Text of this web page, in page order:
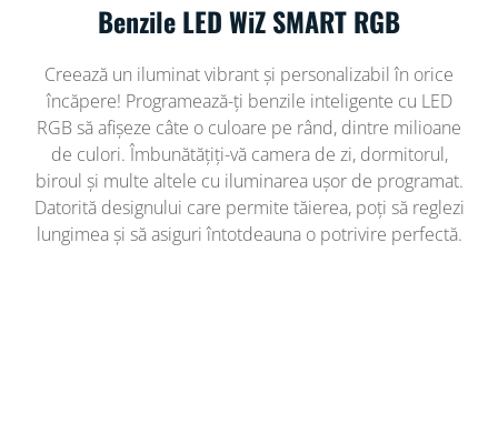
Benzile LED WiZ SMART RGB
Creează un iluminat vibrant și personalizabil în orice
încăpere! Programează-ți benzile inteligente cu LED
RGB să afișeze câte o culoare pe rând, dintre milioane
de culori. Îmbunătățiți-vă camera de zi, dormitorul,
biroul și multe altele cu iluminarea ușor de programat.
Datorită designului care permite tăierea, poți să reglezi
lungimea și să asiguri întotdeauna o potrivire perfectă.